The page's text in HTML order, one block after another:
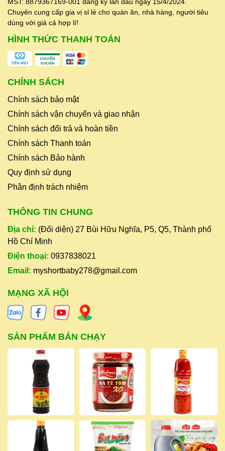
👉 Liên hệ ngay để nhận báo giá sỉ và
được tư vấn chi tiết:
Chuyên cung cấp gia vị sỉ lẻ cho quán ăn, nhà hàng, người tiêu
dùng với giá cả hợp lí!
HÌNH THỨC THANH TOÁN
CHÍNH SÁCH
Chính sách bảo mật
Chính sách vận chuyển và giao nhận
Chính sách đổi trả và hoàn tiền
Chính sách Thanh toán
Chính sách Bảo hành
Quy định sử dụng
Phân định trách nhiệm
THÔNG TIN CHUNG
Địa chỉ: (Đối diện) 27 Bùi Hữu Nghĩa, P5, Q5, Thành phố
Hồ Chí Minh
Điện thoại: 0937838021
Email: myshortbaby278@gmail.com
MẠNG XÃ HỘI
SẢN PHẨM BÁN CHẠY